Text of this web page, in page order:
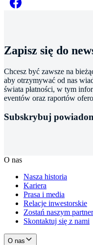
Zapisz się do
Chcesz być zawsze na
aby otrzymywać od nas
świata płatności, w tym
eventów oraz raportów
Subskrybuj
O nas
Nasza historia
Kariera
Prasa i media
Relacje inwestorskie
Zostań naszym
Skontaktuj się z nami
O nas